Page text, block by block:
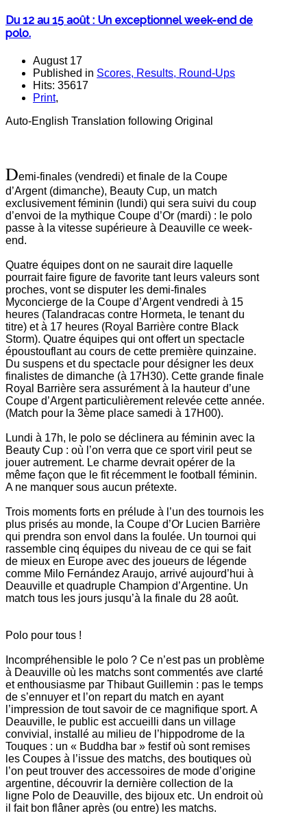
Du 12 au 15 août : Un exceptionnel week-end de
polo.
August 17
Published in Scores, Results, Round-Ups
Hits: 35617
Print,
Auto-English Translation following Original
Demi-finales (vendredi) et finale de la Coupe
d’Argent (dimanche), Beauty Cup, un match
exclusivement féminin (lundi) qui sera suivi du coup
d’envoi de la mythique Coupe d’Or (mardi) : le polo
passe à la vitesse supérieure à Deauville ce week-
end.
Quatre équipes dont on ne saurait dire laquelle
pourrait faire figure de favorite tant leurs valeurs sont
proches, vont se disputer les demi-finales
Myconcierge de la Coupe d’Argent vendredi à 15
heures (Talandracas contre Hormeta, le tenant du
titre) et à 17 heures (Royal Barrière contre Black
Storm). Quatre équipes qui ont offert un spectacle
époustouflant au cours de cette première quinzaine.
Du suspens et du spectacle pour désigner les deux
finalistes de dimanche (à 17H30). Cette grande finale
Royal Barrière sera assurément à la hauteur d’une
Coupe d’Argent particulièrement relevée cette année.
(Match pour la 3ème place samedi à 17H00).
Lundi à 17h, le polo se déclinera au féminin avec la
Beauty Cup : où l’on verra que ce sport viril peut se
jouer autrement. Le charme devrait opérer de la
même façon que le fit récemment le football féminin.
A ne manquer sous aucun prétexte.
Trois moments forts en prélude à l’un des tournois les
plus prisés au monde, la Coupe d’Or Lucien Barrière
qui prendra son envol dans la foulée. Un tournoi qui
rassemble cinq équipes du niveau de ce qui se fait
de mieux en Europe avec des joueurs de légende
comme Milo Fernández Araujo, arrivé aujourd’hui à
Deauville et quadruple Champion d’Argentine. Un
match tous les jours jusqu’à la finale du 28 août.
Polo pour tous !
Incompréhensible le polo ? Ce n’est pas un problème
à Deauville où les matchs sont commentés ave clarté
et enthousiasme par Thibaut Guillemin : pas le temps
de s’ennuyer et l’on repart du match en ayant
l’impression de tout savoir de ce magnifique sport. A
Deauville, le public est accueilli dans un village
convivial, installé au milieu de l’hippodrome de la
Touques : un « Buddha bar » festif où sont remises
les Coupes à l’issue des matchs, des boutiques où
l’on peut trouver des accessoires de mode d’origine
argentine, découvrir la dernière collection de la
ligne Polo de Deauville, des bijoux etc. Un endroit où
il fait bon flâner après (ou entre) les matchs.